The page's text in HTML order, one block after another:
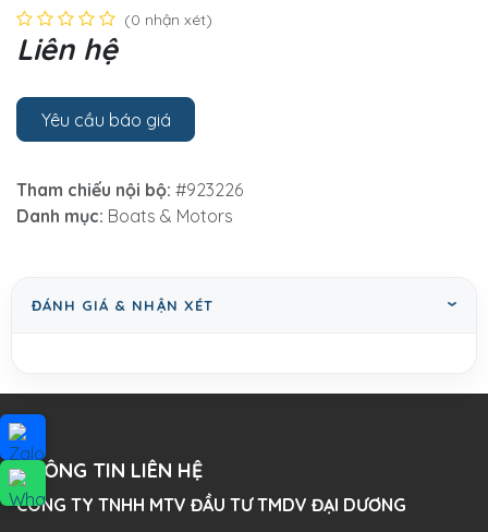
(0 nhận xét)
Liên hệ
Yêu cầu báo giá
Tham chiếu nội bộ: #923226
Danh mục: Boats & Motors
ĐÁNH GIÁ & NHẬN XÉT
THÔNG TIN LIÊN HỆ
CÔNG TY TNHH MTV ĐẦU TƯ TMDV ĐẠI DƯƠNG​